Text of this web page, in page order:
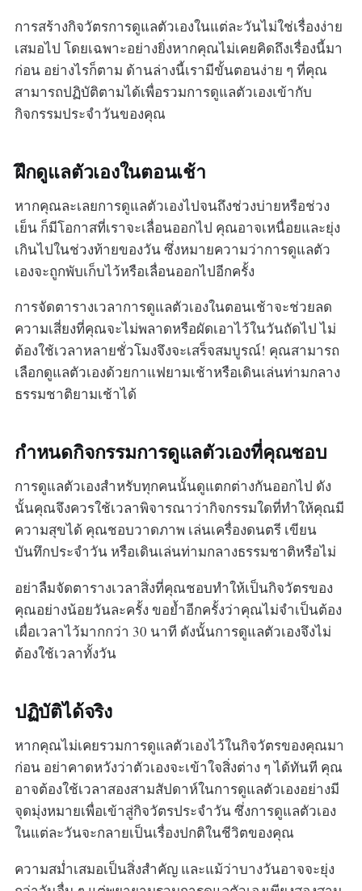
การสร้างกิจวัตรการดูแลตัวเองในแต่ละวันไม่ใช่เรื่องง่าย
เสมอไป โดยเฉพาะอย่างยิ่งหากคุณไม่เคยคิดถึงเรื่องนี้มา
ก่อน อย่างไรก็ตาม ด้านล่างนี้เรามีขั้นตอนง่าย ๆ ที่คุณ
สามารถปฏิบัติตามได้เพื่อรวมการดูแลตัวเองเข้ากับ
กิจกรรมประจำวันของคุณ
ฝึกดูแลตัวเองในตอนเช้า
หากคุณละเลยการดูแลตัวเองไปจนถึงช่วงบ่ายหรือช่วง
เย็น ก็มีโอกาสที่เราจะเลื่อนออกไป คุณอาจเหนื่อยและยุ่ง
เกินไปในช่วงท้ายของวัน ซึ่งหมายความว่าการดูแลตัว
เองจะถูกพับเก็บไว้หรือเลื่อนออกไปอีกครั้ง
การจัดตารางเวลาการดูแลตัวเองในตอนเช้าจะช่วยลด
ความเสี่ยงที่คุณจะไม่พลาดหรือผัดเอาไว้ในวันถัดไป ไม่
ต้องใช้เวลาหลายชั่วโมงจึงจะเสร็จสมบูรณ์! คุณสามารถ
เลือกดูแลตัวเองด้วยกาแฟยามเช้าหรือเดินเล่นท่ามกลาง
ธรรมชาติยามเช้าได้
กำหนดกิจกรรมการดูแลตัวเองที่คุณชอบ
การดูแลตัวเองสำหรับทุกคนนั้นดูแตกต่างกันออกไป ดัง
นั้นคุณจึงควรใช้เวลาพิจารณาว่ากิจกรรมใดที่ทำให้คุณมี
ความสุขได้ คุณชอบวาดภาพ เล่นเครื่องดนตรี เขียน
บันทึกประจำวัน หรือเดินเล่นท่ามกลางธรรมชาติหรือไม่
อย่าลืมจัดตารางเวลาสิ่งที่คุณชอบทำให้เป็นกิจวัตรของ
คุณอย่างน้อยวันละครั้ง ขอย้ำอีกครั้งว่าคุณไม่จำเป็นต้อง
เผื่อเวลาไว้มากกว่า 30 นาที ดังนั้นการดูแลตัวเองจึงไม่
ต้องใช้เวลาทั้งวัน
ปฏิบัติได้จริง
หากคุณไม่เคยรวมการดูแลตัวเองไว้ในกิจวัตรของคุณมา
ก่อน อย่าคาดหวังว่าตัวเองจะเข้าใจสิ่งต่าง ๆ ได้ทันที คุณ
อาจต้องใช้เวลาสองสามสัปดาห์ในการดูแลตัวเองอย่างมี
จุดมุ่งหมายเพื่อเข้าสู่กิจวัตรประจำวัน ซึ่งการดูแลตัวเอง
ในแต่ละวันจะกลายเป็นเรื่องปกติในชีวิตของคุณ
ความสม่ำเสมอเป็นสิ่งสำคัญ และแม้ว่าบางวันอาจจะยุ่ง